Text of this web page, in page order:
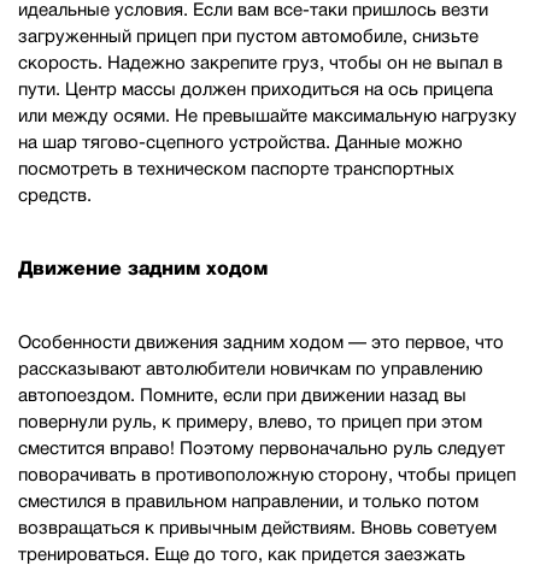
идеальные условия. Если вам все-таки пришлось везти
загруженный прицеп при пустом автомобиле, снизьте
скорость. Надежно закрепите груз, чтобы он не выпал в
пути. Центр массы должен приходиться на ось прицепа
или между осями. Не превышайте максимальную нагрузку
на шар тягово-сцепного устройства. Данные можно
посмотреть в техническом паспорте транспортных
средств.
Движение задним ходом
Особенности движения задним ходом — это первое, что
рассказывают автолюбители новичкам по управлению
автопоездом. Помните, если при движении назад вы
повернули руль, к примеру, влево, то прицеп при этом
сместится вправо! Поэтому первоначально руль следует
поворачивать в противоположную сторону, чтобы прицеп
сместился в правильном направлении, и только потом
возвращаться к привычным действиям. Вновь советуем
тренироваться. Еще до того, как придется заезжать